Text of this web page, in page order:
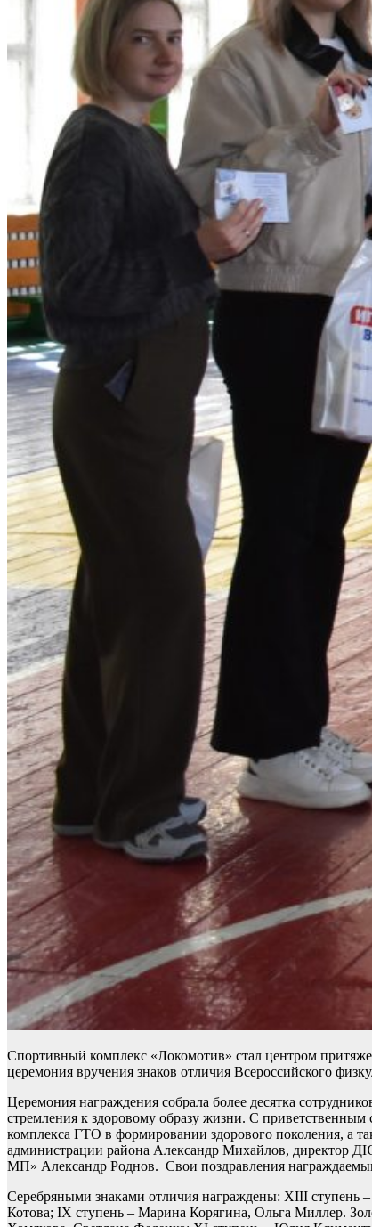
Спортивный комплекс «Локомотив» стал центром
церемония вручения знаков отличия Всероссийского
Церемония награждения собрала более десятка
стремления к здоровому образу жизни. С
комплекса ГТО в формировании здорового поколения, а
администрации района Александр Михайлов,
МП» Александр Роднов. Свои поздравления
Серебряными знаками отличия награждены: XIII ступень
Котова; IX ступень – Марина Корягина, Ольга Миллер.